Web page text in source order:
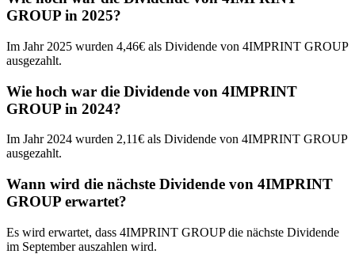
GROUP in 2025?
Im Jahr 2025 wurden 4,46€ als Dividende von 4IMPRINT GROUP
ausgezahlt.
Wie hoch war die Dividende von 4IMPRINT
GROUP in 2024?
Im Jahr 2024 wurden 2,11€ als Dividende von 4IMPRINT GROUP
ausgezahlt.
Wann wird die nächste Dividende von 4IMPRINT
GROUP erwartet?
Es wird erwartet, dass 4IMPRINT GROUP die nächste Dividende
im September auszahlen wird.